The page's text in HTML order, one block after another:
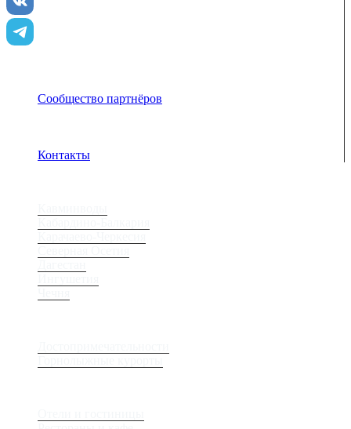
Сообщество партнёров
Контакты